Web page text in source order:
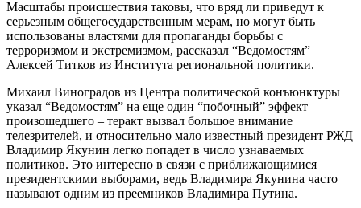
Масштабы происшествия таковы, что вряд ли приведут к
серьезным общегосударственным мерам, но могут быть
использованы властями для пропаганды борьбы с
терроризмом и экстремизмом, рассказал “Ведомостям”
Алексей Титков из Института региональной политики.
Михаил Виноградов из Центра политической конъюнктуры
указал “Ведомостям” на еще один “побочный” эффект
произошедшего – теракт вызвал большое внимание
телезрителей, и относительно мало известный президент РЖД
Владимир Якунин легко попадет в число узнаваемых
политиков. Это интересно в связи с приближающимися
президентскими выборами, ведь Владимира Якунина часто
называют одним из преемников Владимира Путина.